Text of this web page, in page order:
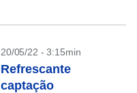
20/05/22 - 3:15min
Refrescante
captação